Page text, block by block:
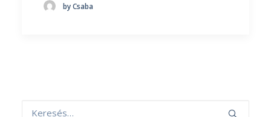
by Csaba